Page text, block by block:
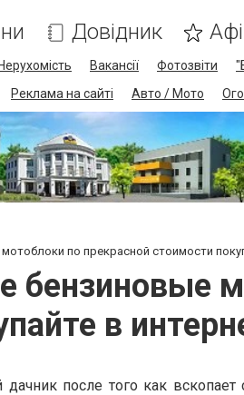
Довідник
Нерухомість Вакансії Фотозвіти
Реклама на сайті Авто / Мото
по прекрасной стоимости
в
после того как